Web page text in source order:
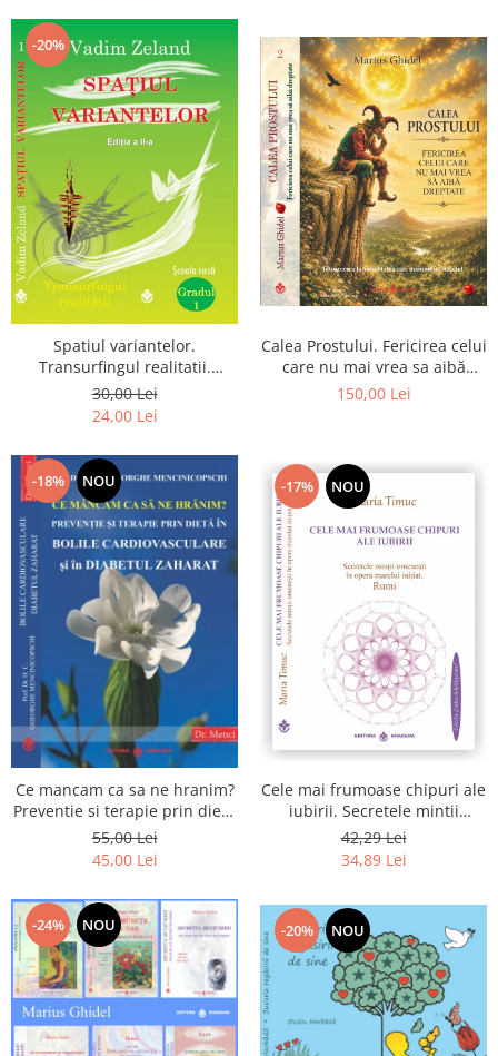
-20%
Spatiul variantelor.
Transurfingul realitatii.
Gradul 1. Cum sa ne
dezvoltam intuitia si sa ne
30,00 Lei
24,00 Lei
Calea Prostului. Fericirea celui
care nu mai vrea sa aibă
dreptate - Intoarcerea la
150,00 Lei
-18% NOU
Ce mancam ca sa ne hranim?
Preventie si terapie prin dieta
in bolile cardiovasculare si in
diabetul zaharat
55,00 Lei
45,00 Lei
-17% NOU
Cele mai frumoase chipuri ale
iubirii. Secretele mintii
omenesti in opera marelui
initiat, Rumi
42,29 Lei
34,89 Lei
-24% NOU -20% NOU